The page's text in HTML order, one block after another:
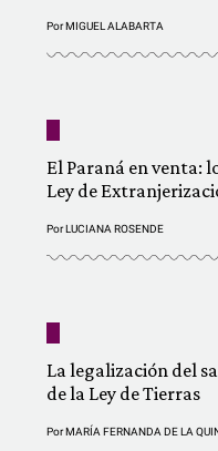
PorMIGUEL ALABARTA
El Paraná en venta:
Ley de
PorLUCIANA ROSENDE
La legalización del
de la Ley de Tierras
PorMARÍA FERNANDA DE LA